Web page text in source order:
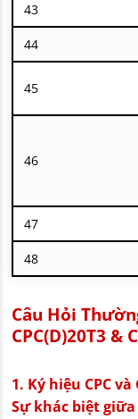
43
44
45
46
47
48
Câu Hỏi
CPC(D)20T3 &
1. Ký hiệu CPC
Sự khác biệt